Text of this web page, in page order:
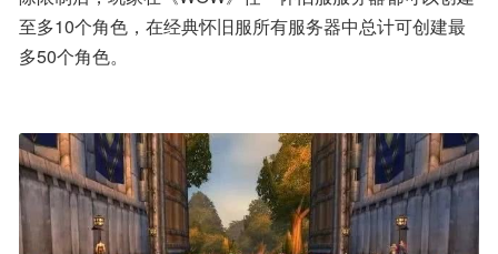
至多10个角色，在经典怀旧服所有服务器中总计可创建最
多50个角色。